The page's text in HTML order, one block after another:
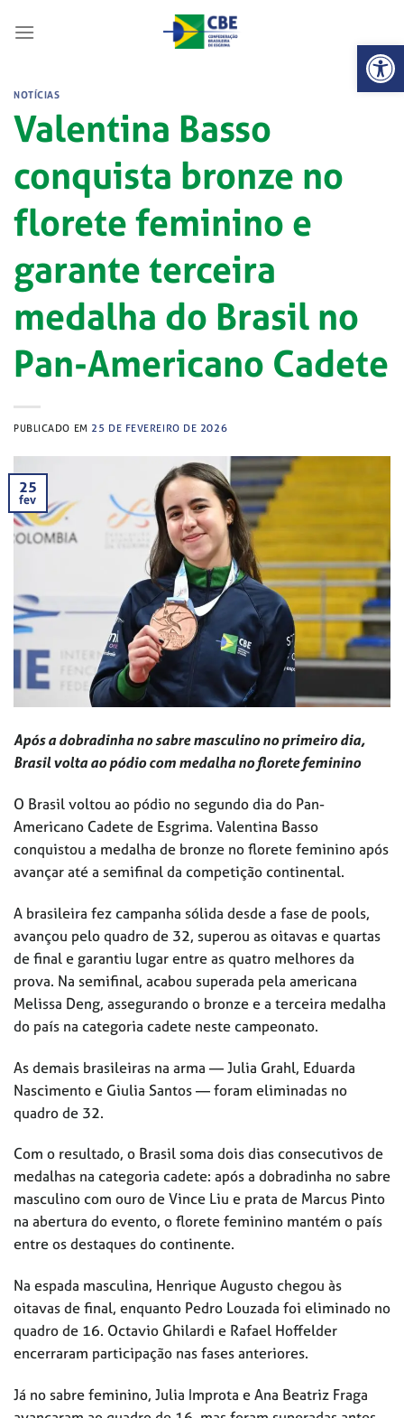
Abrir
NOTÍCIAS
Valentina Basso
conquista bronze no
florete feminino e
garante terceira
medalha do Brasil no
Pan-Americano Cadete
PUBLICADO EM 25 DE FEVEREIRO DE 2026
25
fev
Após a dobradinha no sabre masculino no primeiro dia,
Brasil volta ao pódio com medalha no florete feminino
O Brasil voltou ao pódio no segundo dia do Pan-
Americano Cadete de Esgrima. Valentina Basso
conquistou a medalha de bronze no florete feminino após
avançar até a semifinal da competição continental.
A brasileira fez campanha sólida desde a fase de pools,
avançou pelo quadro de 32, superou as oitavas e quartas
de final e garantiu lugar entre as quatro melhores da
prova. Na semifinal, acabou superada pela americana
Melissa Deng, assegurando o bronze e a terceira medalha
do país na categoria cadete neste campeonato.
As demais brasileiras na arma — Julia Grahl, Eduarda
Nascimento e Giulia Santos — foram eliminadas no
quadro de 32.
Com o resultado, o Brasil soma dois dias consecutivos de
medalhas na categoria cadete: após a dobradinha no sabre
masculino com ouro de Vince Liu e prata de Marcus Pinto
na abertura do evento, o florete feminino mantém o país
entre os destaques do continente.
Na espada masculina, Henrique Augusto chegou às
oitavas de final, enquanto Pedro Louzada foi eliminado no
quadro de 16. Octavio Ghilardi e Rafael Hoffelder
encerraram participação nas fases anteriores.
Já no sabre feminino, Julia Improta e Ana Beatriz Fraga